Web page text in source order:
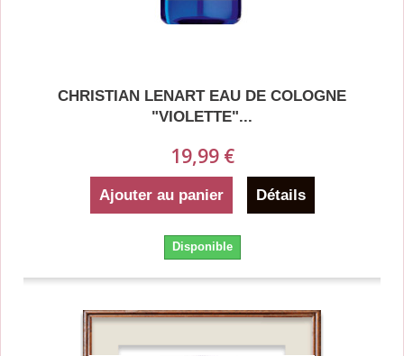
CHRISTIAN LENART EAU DE COLOGNE
"VIOLETTE"...
19,99 €
Ajouter au panier Détails
Disponible